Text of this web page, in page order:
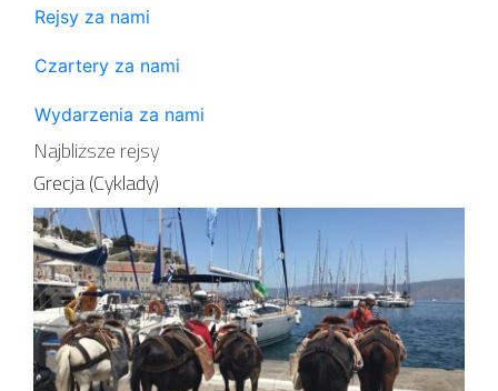
Rejsy za nami
Czartery za nami
Wydarzenia za nami
Najbliższe rejsy
Grecja (Cyklady)